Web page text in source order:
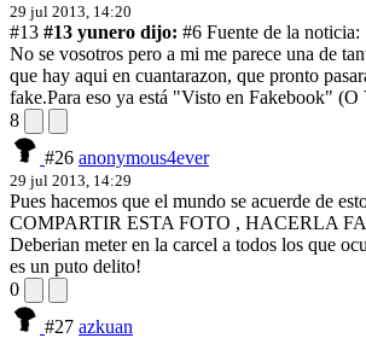
29 jul 2013, 14:20
#13 #13 yunero dijo: #6 Fuente de la
No se vosotros pero a mi me parece una de
que hay aqui en cuantarazon, que pronto
fake.Para eso ya está "Visto en Fakebook" (O
8
#26 anonymous4ever
29 jul 2013, 14:29
Pues hacemos que el mundo se acuerde de
COMPARTIR ESTA FOTO , HACERLA
Deberian meter en la carcel a todos los que
es un puto delito!
0
#27 azkuan